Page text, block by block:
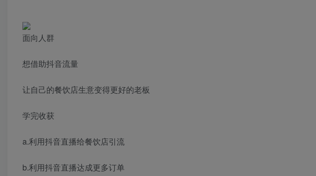
面向人群
想借助抖音流量
让自己的餐饮店生意变得更好的老板
学完收获
a.利用抖音直播给餐饮店引流
b.利用抖音直播达成更多订单